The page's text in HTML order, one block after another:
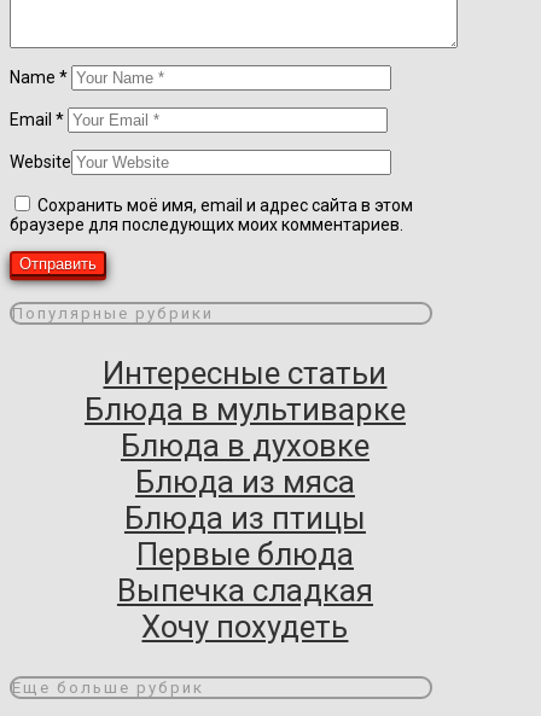
Name *
Email *
Website
Сохранить моё имя, email и адрес сайта в этом
браузере для последующих моих комментариев.
Популярные рубрики
Интересные статьи
Блюда в мультиварке
Блюда в духовке
Блюда из мяса
Блюда из птицы
Первые блюда
Выпечка сладкая
Хочу похудеть
Еще больше рубрик